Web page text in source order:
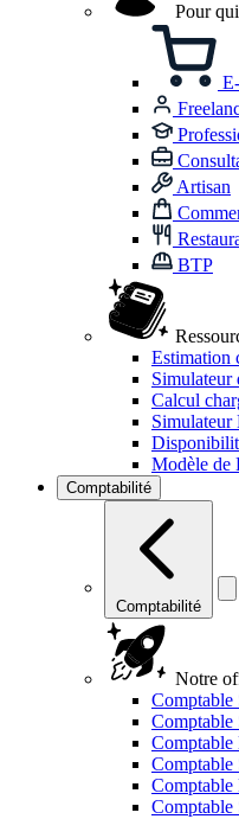
Pour
Artisan
BTP
Estimation
Simulateur
Calcul
Modèle de
Comptabilité
Comptabilité
Notre
Comptable
Comptable